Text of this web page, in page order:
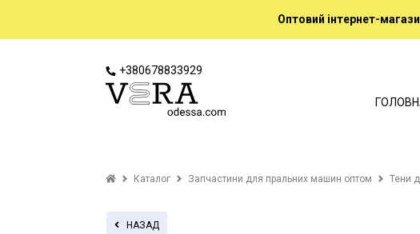
Оптовий інтернет-
+380678833929
Каталог Запчастини для пральних машин оптом Тени
НАЗАД